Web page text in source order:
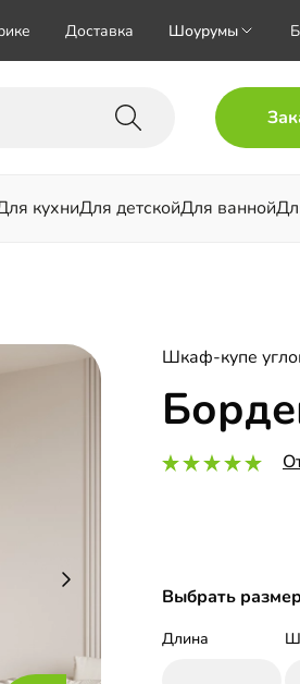
Доставка Шоурумы
кухниДля детскойДля ванной
Шкаф-купе
Выбрать
Длина